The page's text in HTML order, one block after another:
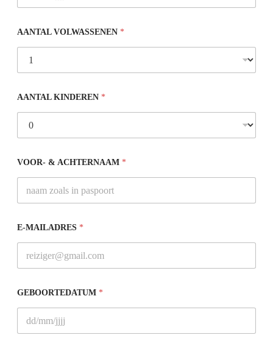
AANTAL VOLWASSENEN *
AANTAL KINDEREN *
VOOR- & ACHTERNAAM *
E-MAILADRES *
GEBOORTEDATUM *